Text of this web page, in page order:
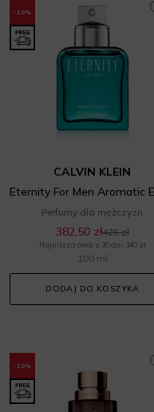
-10%
CALVIN KLEIN
Perfumy dla mężczyzn
382,50 zł425 zł
Najniższa cena z 30 dni: 340 zł
100 ml
DODAJ DO KOSZYKA
-10%